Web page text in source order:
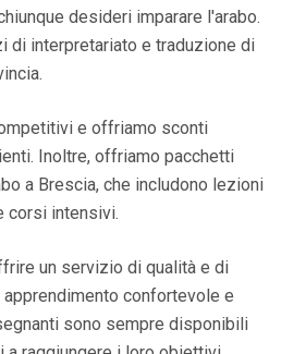
desideri imparare l'arabo.
di interpretariato e traduzione di
e offriamo sconti
Inoltre, offriamo pacchetti
a Brescia, che includono lezioni
corsi intensivi.
un servizio di qualità e di
confortevole e
sono sempre disponibili